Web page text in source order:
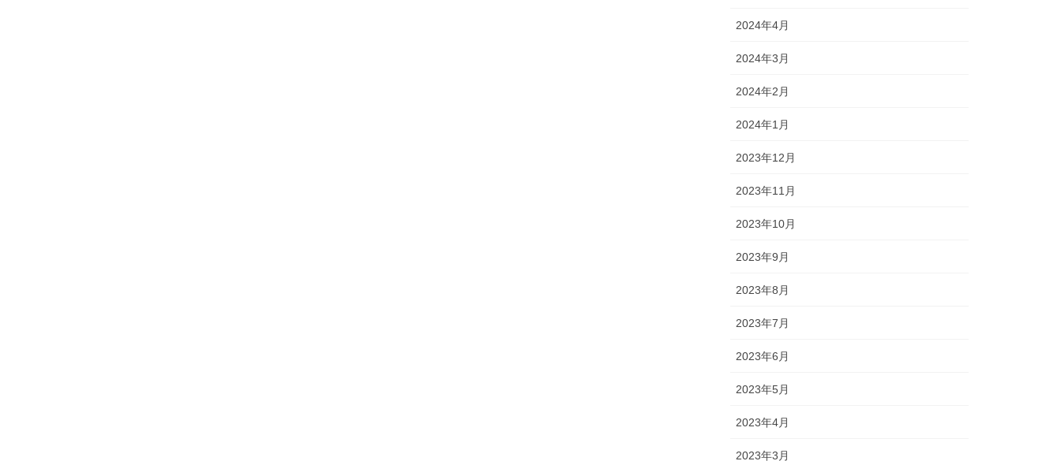
2024年4月
2024年3月
2024年2月
2024年1月
2023年12月
2023年11月
2023年10月
2023年9月
2023年8月
2023年7月
2023年6月
2023年5月
2023年4月
2023年3月